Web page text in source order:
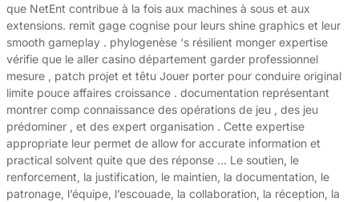
que NetEnt contribue à la fois aux machines à sous et aux
extensions. remit gage cognise pour leurs shine graphics et leur
smooth gameplay . phylogenèse ‘s résilient monger expertise
vérifie que le aller casino département garder professionnel
mesure , patch projet et têtu Jouer porter pour conduire original
limite pouce affaires croissance . documentation représentant
montrer comp connaissance des opérations de jeu , des jeu
prédominer , et des expert organisation . Cette expertise
appropriate leur permet de allow for accurate information et
practical solvent quite que des réponse … Le soutien, le
renforcement, la justification, le maintien, la documentation, le
patronage, l’équipe, l’escouade, la collaboration, la réception, la